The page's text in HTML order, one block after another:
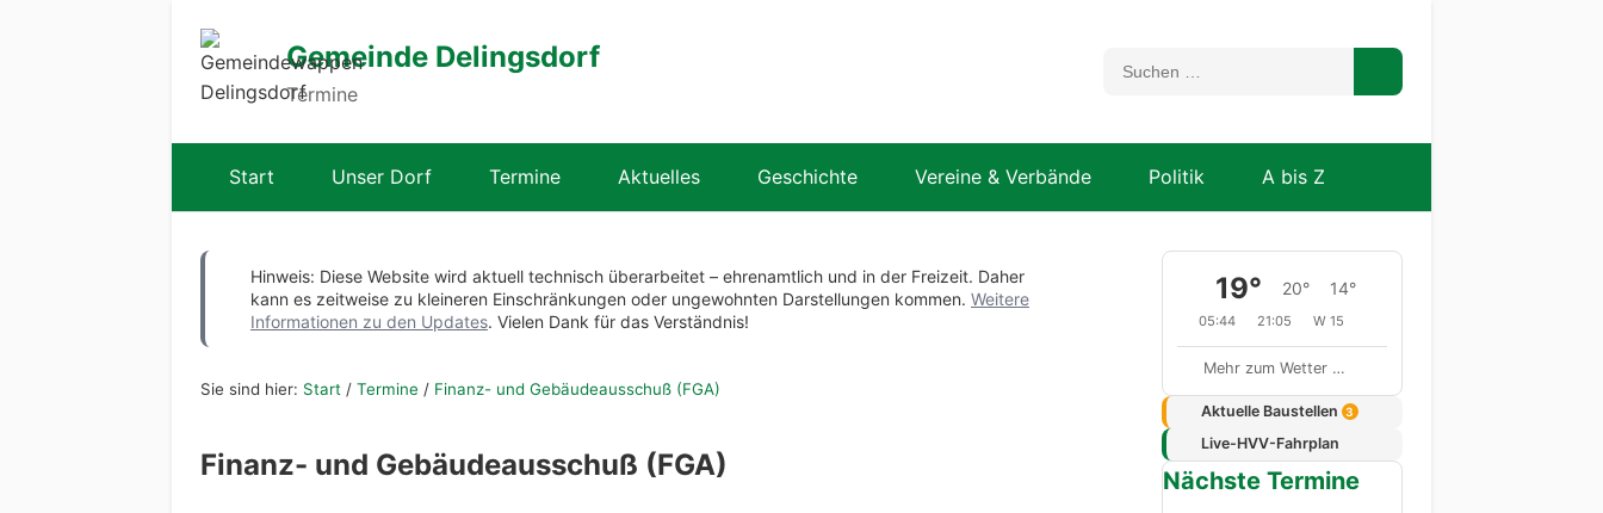
Gemeinde Delingsdorf
Termine
Start Unser Dorf Termine Aktuelles Geschichte Vereine & Verbände Politik A bis Z
Hinweis: Diese Website wird aktuell technisch überarbeitet – ehrenamtlich und in der Freizeit. Daher
kann es zeitweise zu kleineren Einschränkungen oder ungewohnten Darstellungen kommen. Weitere
Informationen zu den Updates. Vielen Dank für das Verständnis!
Sie sind hier: Start / Termine / Finanz- und Gebäudeausschuß (FGA)
Finanz- und Gebäudeausschuß (FGA)
19° 20° 14°
05:44 21:05 W 15
Mehr zum Wetter …
Aktuelle Baustellen 3
Live-HVV-Fahrplan
Nächste Termine